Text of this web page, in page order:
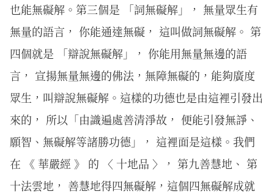
也能無礙解。第三個是 「詞無礙解」， 無量眾生有
無量的語言， 你能通達無礙， 這叫做詞無礙解。 第
四個就是 「辯說無礙解」， 你能用無量無邊的語
言， 宣揚無量無邊的佛法，無障無礙的，能夠廣度
眾生，叫辯說無礙解。這樣的功德也是由這裡引發出
來的， 所以「由識遍處善清淨故， 便能引發無諍、
願智、無礙解等諸勝功德」， 這裡面是這樣。我們
在 《 華嚴經 》 的 〈 十地品 〉， 第九善慧地、 第
十法雲地， 善慧地得四無礙解，這個四無礙解成就